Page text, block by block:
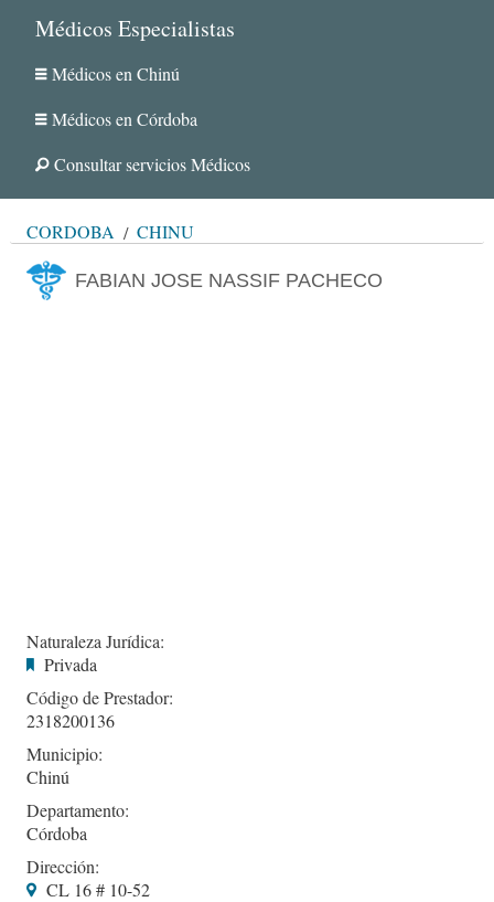
Médicos Especialistas
Médicos en Chinú
Médicos en Córdoba
Consultar servicios Médicos
CÓRDOBA CHINÚ
FABIAN JOSE NASSIF PACHECO
Naturaleza Jurídica:
Privada
Código de Prestador:
2318200136
Municipio:
Chinú
Departamento:
Córdoba
Dirección:
CL 16 # 10-52